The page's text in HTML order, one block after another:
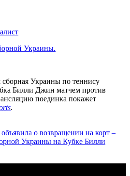
Украины.
сборная Украины по теннису
Билли Джин матчем против
поединка покажет
.
о возвращении на корт –
Украины на Кубке Билли